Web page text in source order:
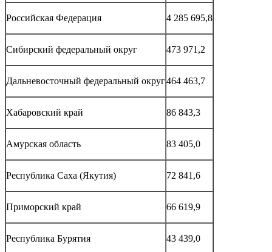
Российская Федерация 4 285 695,8
Сибирский федеральный округ 473 971,2
Дальневосточный федеральный округ464 463,7
Хабаровский край 86 843,3
Амурская область 83 405,0
Республика Саха (Якутия) 72 841,6
Приморский край 66 619,9
Республика Бурятия 43 439,0